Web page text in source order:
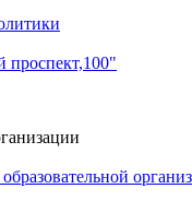
проспект,100"